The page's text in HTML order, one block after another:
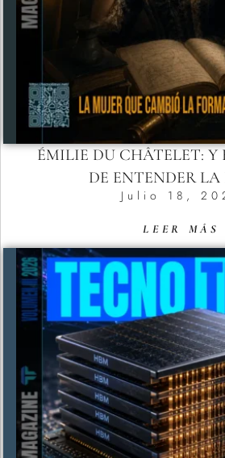
ÉMILIE DU CHÂTELET: Y
DE ENTENDER
Julio 18,
LEER MÁS